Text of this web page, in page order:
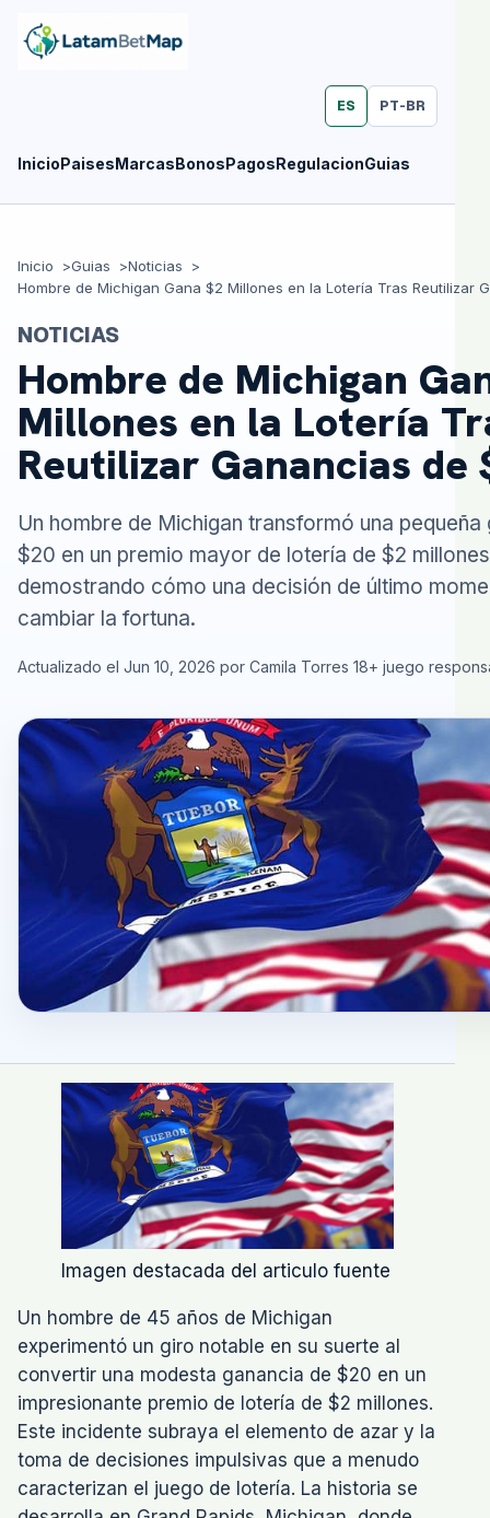
InicioPaisesMarcasBonosPagosRegulacionGuias
ES PT-BR
Inicio Guias
Noticias
Hombre de Michigan Gana $2 Millones en la Lotería Tras Reutilizar
NOTICIAS
Hombre de Michigan
Millones en la Lotería
Reutilizar Ganancias de
Un hombre de Michigan transformó una pequeña
$20 en un premio mayor de lotería de $2
demostrando cómo una decisión de último
cambiar la fortuna.
Actualizado el Jun 10, 2026 por Camila Torres 18+ juego
Imagen destacada del articulo fuente
Un hombre de 45 años de Michigan
experimentó un giro notable en su suerte al
convertir una modesta ganancia de $20 en un
impresionante premio de lotería de $2 millones.
Este incidente subraya el elemento de azar y la
toma de decisiones impulsivas que a menudo
caracterizan el juego de lotería. La historia se